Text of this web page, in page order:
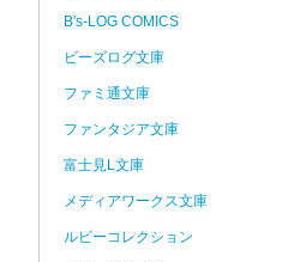
B's-LOG COMICS
ビーズログ文庫
ファミ通文庫
ファンタジア文庫
富士見L文庫
メディアワークス文庫
ルビーコレクション